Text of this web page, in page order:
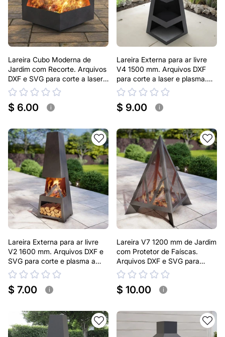
Lareira Cubo Moderna de
Jardim com Recorte. Arquivos
DXF e SVG para corte a laser
e plasma. Lareira para ar livre
$ 6.00 i
Lareira Externa para ar livre
V4 1500 mm. Arquivos DXF
para corte a laser e plasma.
Lareira tipo Chaminea
$ 9.00 i
Lareira Externa para ar livre
V2 1600 mm. Arquivos DXF e
SVG para corte e plasma a
laser. Lareira tipo Chaminea
$ 7.00 i
Lareira V7 1200 mm de Jardim
com Protetor de Faíscas.
Arquivos DXF e SVG para
corte e plasma a laser. Lareira
Externa Pirâmide
$ 10.00 i